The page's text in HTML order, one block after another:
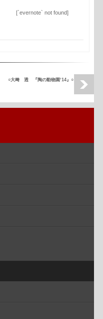
[`evernote` not found]
○大﨑 透 『陶の動物園‘14』○